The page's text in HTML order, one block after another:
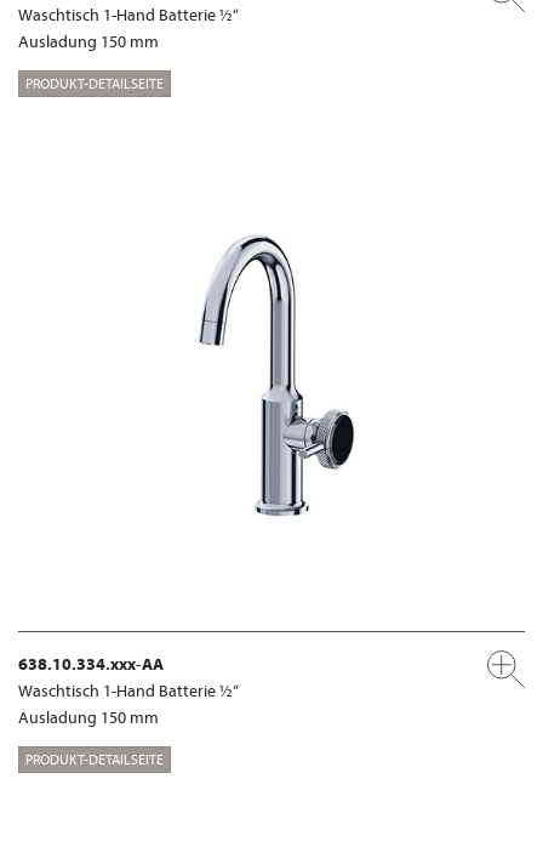
Waschtisch 1-Hand Batterie ½“
Ausladung 150 mm
PRODUKT-DETAILSEITE
638.10.334.xxx-AA
Waschtisch 1-Hand Batterie ½“
Ausladung 150 mm
PRODUKT-DETAILSEITE